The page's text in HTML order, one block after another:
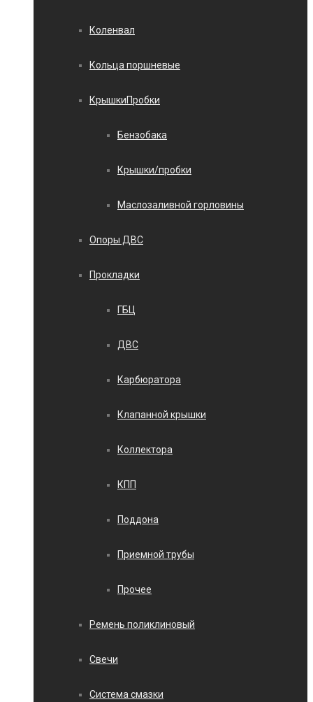
Коленвал
Кольца поршневые
КрышкиПробки
Бензобака
Крышки/пробки
Маслозаливной горловины
Опоры ДВС
Прокладки
ГБЦ
ДВС
Карбюратора
Клапанной крышки
Коллектора
КПП
Поддона
Приемной трубы
Прочее
Ремень поликлиновый
Свечи
Система смазки